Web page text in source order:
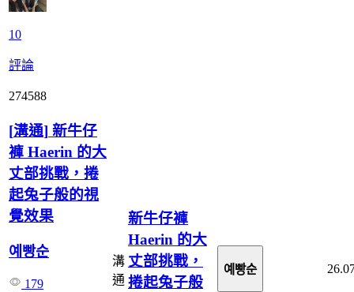
10
評論
274588
[溝通] 新牛仔
褲 Haerin 的大
丈部挑戰，捲
起兔子般的視
覺效果
예빵순
179
溝
通
新牛仔褲
Haerin 的大
丈部挑戰，
捲起兔子般
예빵순